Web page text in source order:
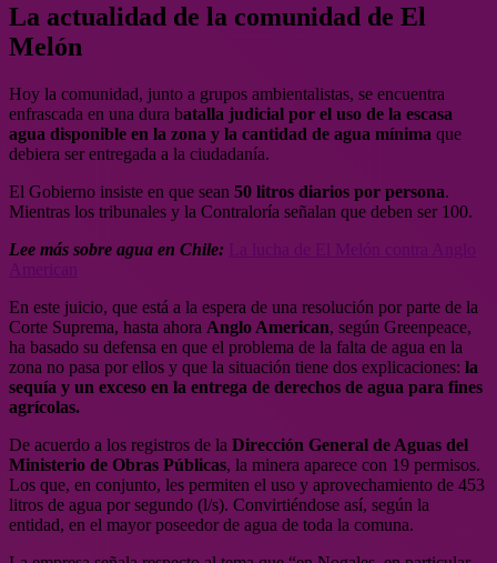
La actualidad de la comunidad de El
Melón
Hoy la comunidad, junto a grupos ambientalistas, se encuentra
enfrascada en una dura batalla judicial por el uso de la escasa
agua disponible en la zona y la cantidad de agua mínima que
debiera ser entregada a la ciudadanía.
El Gobierno insiste en que sean 50 litros diarios por persona.
Mientras los tribunales y la Contraloría señalan que deben ser 100.
Lee más sobre agua en Chile:
En este juicio, que está a la espera de una resolución por parte de la
Corte Suprema, hasta ahora Anglo American, según Greenpeace,
ha basado su defensa en que el problema de la falta de agua en la
zona no pasa por ellos y que la situación tiene dos explicaciones: la
sequía y un exceso en la entrega de derechos de agua para fines
agrícolas.
De acuerdo a los registros de la Dirección General de Aguas del
Ministerio de Obras Públicas, la minera aparece con 19 permisos.
Los que, en conjunto, les permiten el uso y aprovechamiento de 453
litros de agua por segundo (l/s). Convirtiéndose así, según la
entidad, en el mayor poseedor de agua de toda la comuna.